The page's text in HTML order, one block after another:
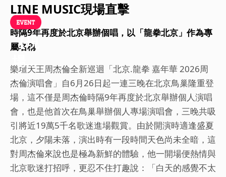
【現
場直
擊】
周杰
倫鳥
巢開
唱
「龍
LINE MUSIC現場直擊
時隔9年再度於北京舉辦個唱，以「龍拳北京」作為專
屬名稱
樂壇天王周杰倫全新巡迴「北京.龍拳 嘉年華 2026周
杰倫演唱會」自6月26日起一連三晚在北京鳥巢隆重登
場，這不僅是周杰倫時隔9年再度於北京舉辦個人演唱
會，也是他首次在鳥巢舉辦個人專場演唱會，三晚共吸
引將近19萬5千名歌迷進場觀賞。由於開演時適逢盛夏
北京，夕陽未落，演出時有一段時間天色尚未全暗，這
對周杰倫來說也是極為新鮮的體驗，他一開場便熱情與
北京歌迷打招呼，更忍不住打趣說：「白天的感覺不太